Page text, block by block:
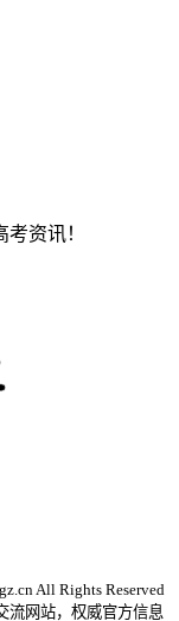
资讯！
All Rights Reserved
流网站，权威官方信息